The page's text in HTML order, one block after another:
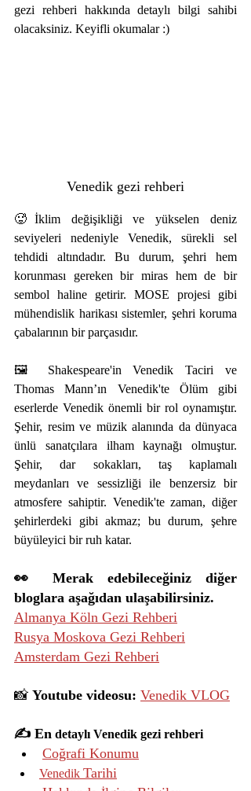
gezi rehberi hakkında detaylı bilgi sahibi
olacaksiniz. Keyifli okumalar :)
Venedik gezi rehberi
🥵İklim değişikliği ve yükselen deniz
seviyeleri nedeniyle Venedik, sürekli sel
tehdidi altındadır. Bu durum, şehri hem
korunması gereken bir miras hem de bir
sembol haline getirir. MOSE projesi gibi
mühendislik harikası sistemler, şehri koruma
çabalarının bir parçasıdır.
🖼️ Shakespeare'in Venedik Taciri ve
Thomas Mann’ın Venedik'te Ölüm gibi
eserlerde Venedik önemli bir rol oynamıştır.
Şehir, resim ve müzik alanında da dünyaca
ünlü sanatçılara ilham kaynağı olmuştur.
Şehir, dar sokakları, taş kaplamalı
meydanları ve sessizliği ile benzersiz bir
atmosfere sahiptir. Venedik'te zaman, diğer
şehirlerdeki gibi akmaz; bu durum, şehre
büyüleyici bir ruh katar.
👀 Merak edebileceğiniz diğer
bloglara aşağıdan ulaşabilirsiniz.
Almanya Köln Gezi Rehberi
Rusya Moskova Gezi Rehberi
Amsterdam Gezi Rehberi
📸 Youtube videosu: Venedik VLOG
✍️ En detaylı Venedik gezi rehberi
Coğrafi Konumu
Venedik Tarihi